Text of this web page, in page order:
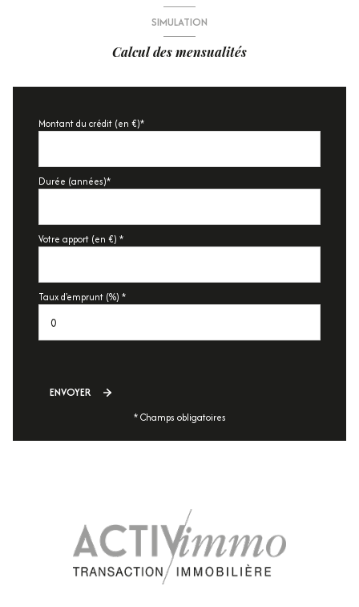
SIMULATION
Calcul des mensualités
Montant du crédit (en €)*
Durée (années)*
Votre apport (en €) *
Taux d'emprunt (%) *
ENVOYER
* Champs obligatoires